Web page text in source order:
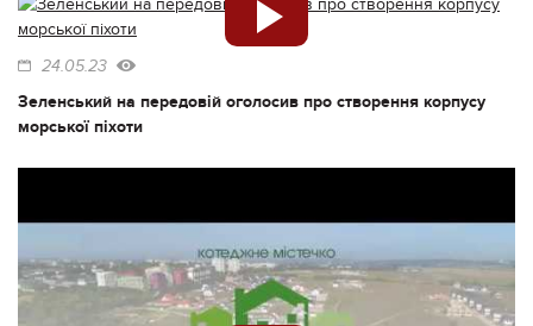
24.05.23
Зеленський на передовій оголосив про створення корпусу
морської піхоти